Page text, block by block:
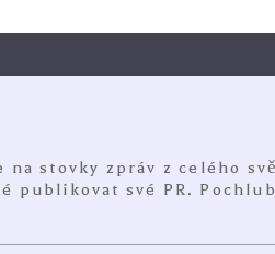
stovky zpráv z celého
publikovat své PR.